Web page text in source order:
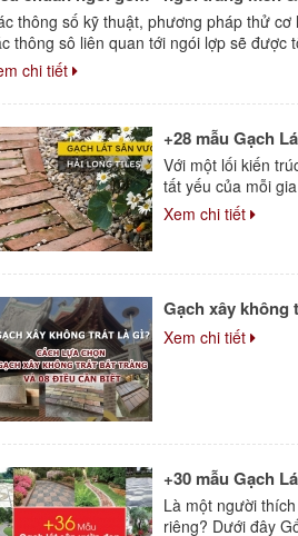
thông số kỹ thuật, phương pháp thử
thông sô liên quan tới ngói lợp sẽ được
chi tiết
+28 mẫu Gạch
Với một lối kiến
tất yếu của mỗi
Xem chi tiết
Gạch xây không
Xem chi tiết
+30 mẫu Gạch
Là một người
riêng? Dưới đây